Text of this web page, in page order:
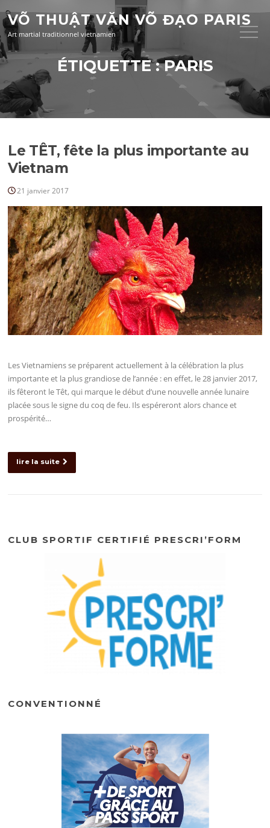
au
contenu
VÕ THUẬT VĂN VÕ ĐẠO PARIS
Art martial traditionnel vietnamien
ÉTIQUETTE :PARIS
Le TÊT, fête la plus importante au
Vietnam
21 janvier 2017
Les Vietnamiens se préparent actuellement à la célébration la plus
importante et la plus grandiose de l’année : en effet, le 28 janvier 2017,
ils fêteront le Têt, qui marque le début d’une nouvelle année lunaire
placée sous le signe du coq de feu. Ils espéreront alors chance et
prospérité…
lire la suite
CLUB SPORTIF CERTIFIÉ PRESCRI’FORM
CONVENTIONNÉ